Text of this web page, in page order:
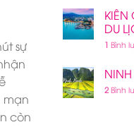
sự
mạn
còn
DU
1 Bình
2Bình